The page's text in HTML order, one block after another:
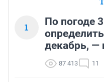
1
По погоде
декабрь, —
87 413 11